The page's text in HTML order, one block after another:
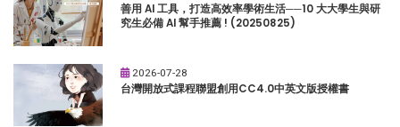
善用 AI 工具，打造高效率學術生活──10 大大學生與研
究生必備 AI 幫手推薦 ! (20250825)
2026-07-28
台灣開放式課程聯盟創用CC4.0中英文版授權書